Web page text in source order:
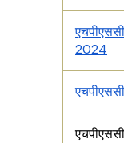
2024